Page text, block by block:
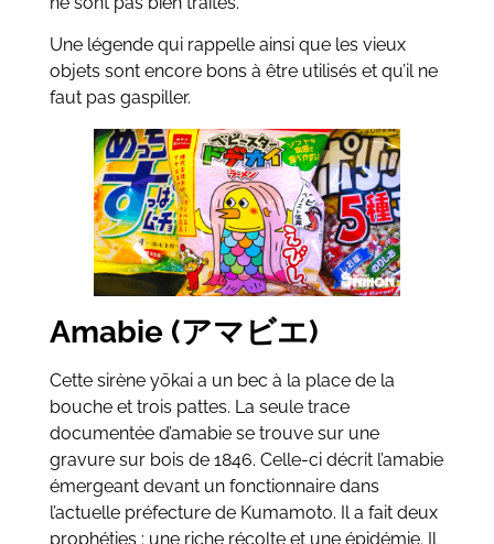
Une légende qui rappelle ainsi que les vieux
objets sont encore bons à être utilisés et qu’il ne
faut pas gaspiller.
Amabie (アマビエ)
Cette sirène yōkai a un bec à la place de la
bouche et trois pattes. La seule trace
documentée d’amabie se trouve sur une
gravure sur bois de 1846. Celle-ci décrit l’amabie
émergeant devant un fonctionnaire dans
l’actuelle préfecture de Kumamoto. Il a fait deux
prophéties : une riche récolte et une épidémie. Il